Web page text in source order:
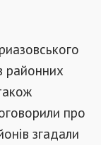
районних
про
згадали